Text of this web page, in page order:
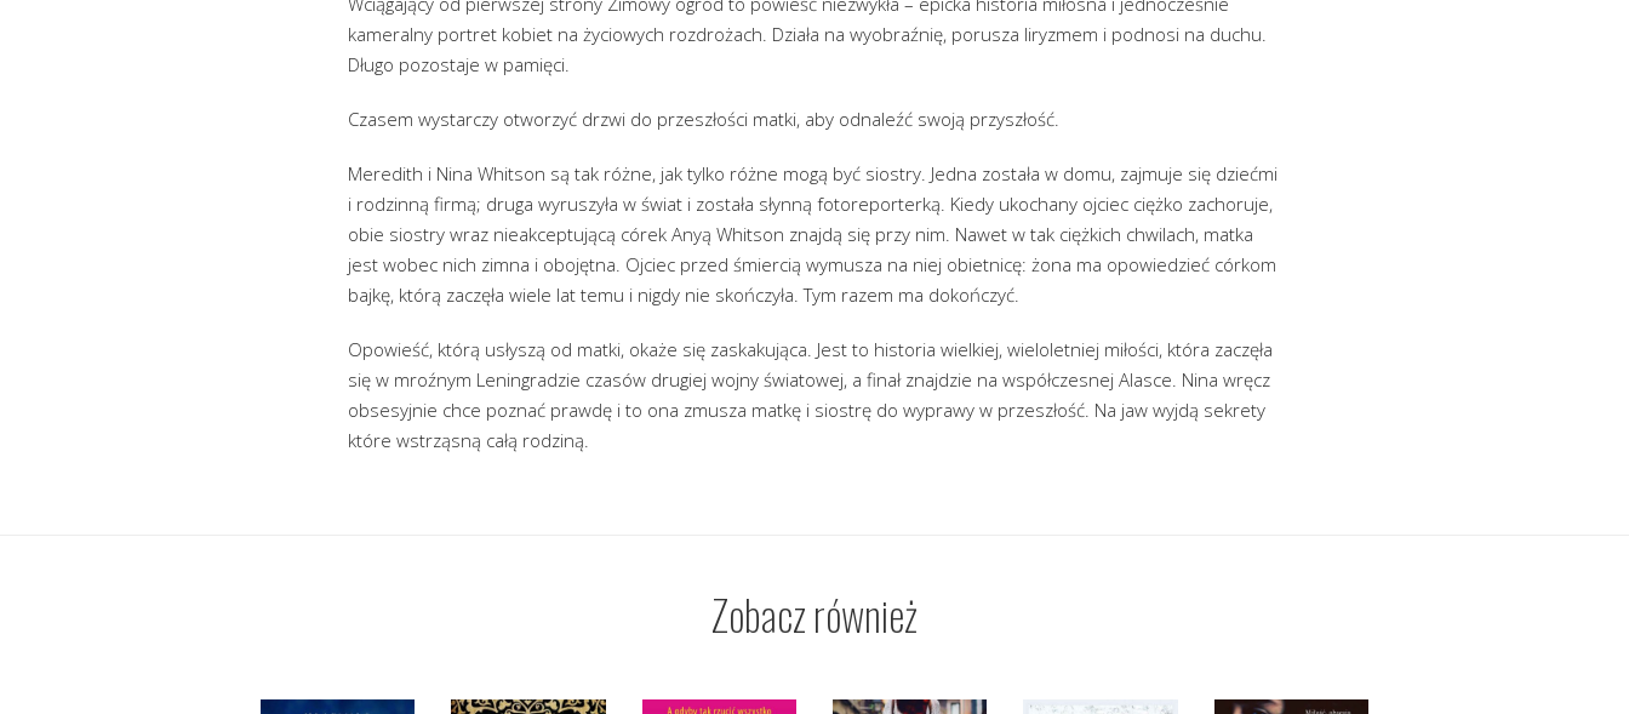
kameralny portret kobiet na życiowych rozdrożach. Działa na wyobraźnię, porusza liryzmem i podnosi na duchu.
Długo pozostaje w pamięci.
Czasem wystarczy otworzyć drzwi do przeszłości matki, aby odnaleźć swoją przyszłość.
Meredith i Nina Whitson są tak różne, jak tylko różne mogą być siostry. Jedna została w domu, zajmuje się dziećmi
i rodzinną firmą; druga wyruszyła w świat i została słynną fotoreporterką. Kiedy ukochany ojciec ciężko zachoruje,
obie siostry wraz nieakceptującą córek Anyą Whitson znajdą się przy nim. Nawet w tak ciężkich chwilach, matka
jest wobec nich zimna i obojętna. Ojciec przed śmiercią wymusza na niej obietnicę: żona ma opowiedzieć córkom
bajkę, którą zaczęła wiele lat temu i nigdy nie skończyła. Tym razem ma dokończyć.
Opowieść, którą usłyszą od matki, okaże się zaskakująca. Jest to historia wielkiej, wieloletniej miłości, która zaczęła
się w mroźnym Leningradzie czasów drugiej wojny światowej, a finał znajdzie na współczesnej Alasce. Nina wręcz
obsesyjnie chce poznać prawdę i to ona zmusza matkę i siostrę do wyprawy w przeszłość. Na jaw wyjdą sekrety
które wstrząsną całą rodziną.
Zobacz również